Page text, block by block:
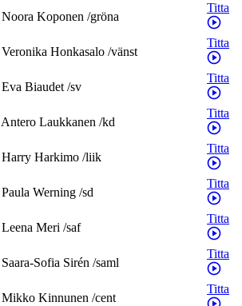
Noora Koponen /gröna
Titta
Veronika Honkasalo /vänst
Titta
Eva Biaudet/sv
Titta
Antero Laukkanen /kd
Titta
Harry Harkimo /liik
Titta
Paula Werning /sd
Titta
Leena Meri /saf
Titta
Saara-Sofia Sirén /saml
Titta
Mikko Kinnunen /cent
Titta